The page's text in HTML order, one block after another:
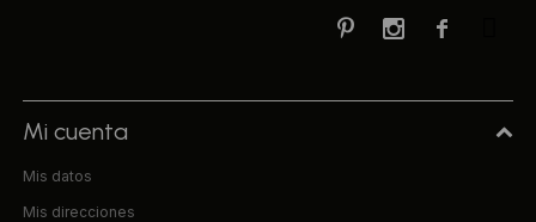

 
Mi cuenta
Mis datos
Mis direcciones